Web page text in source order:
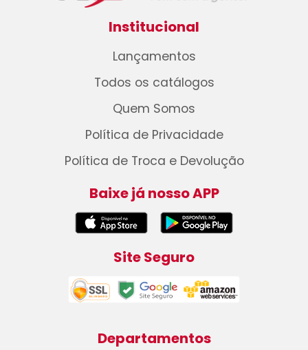
Institucional
Lançamentos
Todos os catálogos
Quem Somos
Política de Privacidade
Política de Troca e Devolução
Baixe já nosso APP
Site Seguro
Departamentos